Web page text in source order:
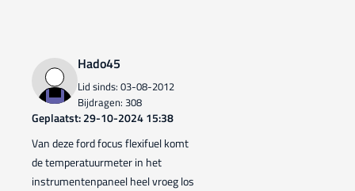
Hado45
Lid sinds: 03-08-2012
Bijdragen: 308
Geplaatst: 29-10-2024 15:38
Van deze ford focus flexifuel komt
de temperatuurmeter in het
instrumentenpaneel heel vroeg los